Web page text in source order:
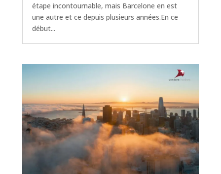
étape incontournable, mais Barcelone en est
une autre et ce depuis plusieurs années.En ce
début...